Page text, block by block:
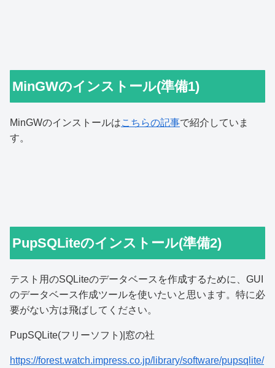
MinGWのインストール(準備1)
MinGWのインストールはこちらの記事で紹介していま
す。
PupSQLiteのインストール(準備2)
テスト用のSQLiteのデータベースを作成するために、GUI
のデータベース作成ツールを使いたいと思います。特に必
要がない方は飛ばしてください。
PupSQLite(フリーソフト)|窓の社
https://forest.watch.impress.co.jp/library/software/pupsqlite/